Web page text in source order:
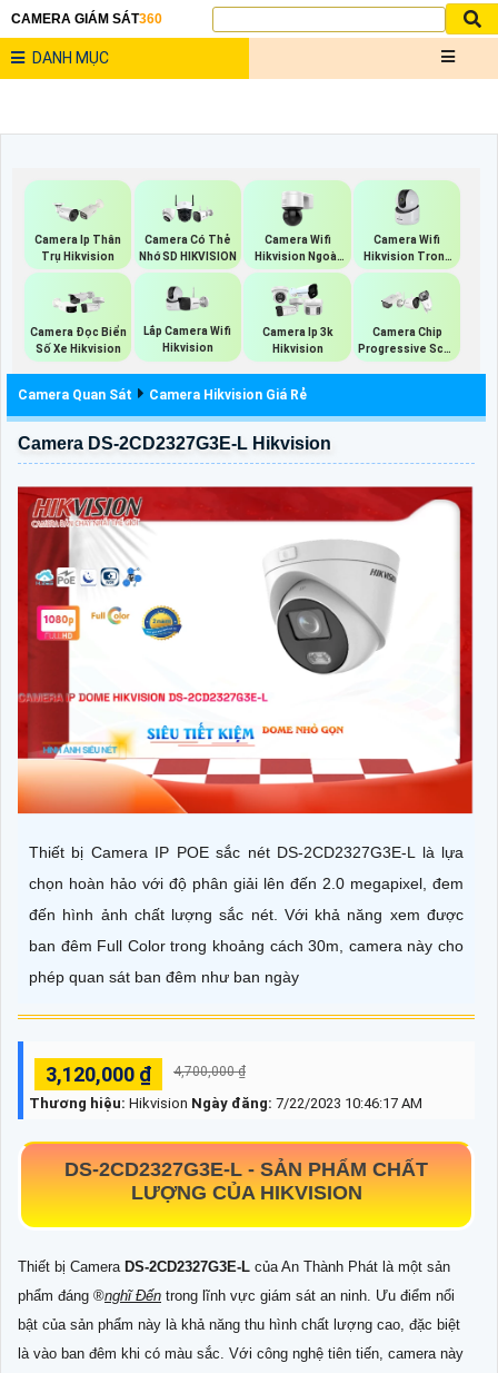
CAMERA GIÁM SÁT360
DANH MỤC
Camera Ip Thân
Trụ Hikvision
Camera Có Thẻ
Nhớ SD HIKVISION
Camera Wifi
Hikvision Ngoài
Trời 360
Camera Wifi
Hikvision Trong
Nhà
Camera Đọc Biển
Số Xe Hikvision
Lắp Camera Wifi
Hikvision
Camera Ip 3k
Hikvision
Camera Chip
Progressive Scan
CMOS Hikvision
Camera Quan Sát Camera Hikvision Giá Rẻ
Camera DS-2CD2327G3E-L Hikvision
Thiết bị Camera IP POE sắc nét DS-2CD2327G3E-L là lựa
chọn hoàn hảo với độ phân giải lên đến 2.0 megapixel, đem
đến hình ảnh chất lượng sắc nét. Với khả năng xem được
ban đêm Full Color trong khoảng cách 30m, camera này cho
phép quan sát ban đêm như ban ngày
3,120,000 ₫ 4,700,000 ₫
Thương hiệu: Hikvision Ngày đăng: 7/22/2023 10:46:17 AM
DS-2CD2327G3E-L - SẢN PHẨM CHẤT
LƯỢNG CỦA HIKVISION
Thiết bị Camera DS-2CD2327G3E-L của An Thành Phát là một sản
phẩm đáng ®️nghĩ Đến trong lĩnh vực giám sát an ninh. Ưu điểm nổi
bật của sản phẩm này là khả năng thu hình chất lượng cao, đặc biệt
là vào ban đêm khi có màu sắc. Với công nghệ tiên tiến, camera này